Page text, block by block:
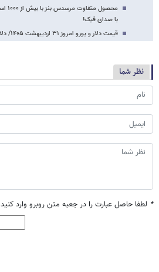
با صدای فیک!
قیمت دلار و یورو امروز ۳۱ اردیبهشت ۱۴۰۵/ دلار روی مرز مقاومتی ایستاد +جدول
نظر شما
* لطفا حاصل عبارت را در جعبه متن روبرو وارد کنید